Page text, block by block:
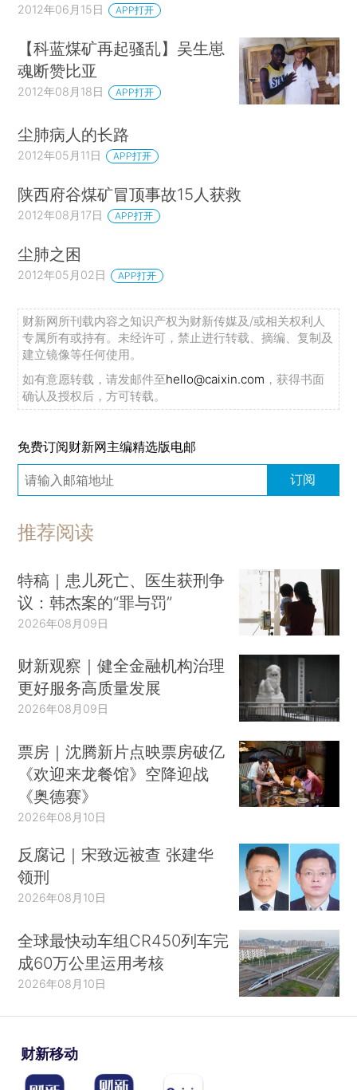
2012年06月15日 APP打开
【科蓝煤矿再起骚乱】吴生崽
魂断赞比亚
2012年08月18日 APP打开
尘肺病人的长路
2012年05月11日 APP打开
陕西府谷煤矿冒顶事故15人获救
2012年08月17日 APP打开
尘肺之困
2012年05月02日 APP打开
财新网所刊载内容之知识产权为财新传媒及/或相关权利人
专属所有或持有。未经许可，禁止进行转载、摘编、复制及
建立镜像等任何使用。
如有意愿转载，请发邮件至hello@caixin.com ，获得书面
确认及授权后，方可转载。
免费订阅财新网主编精选版电邮
订阅
推荐阅读
特稿｜患儿死亡、医生获刑争
议：韩杰案的“罪与罚”
2026年08月09日
财新观察｜健全金融机构治理
更好服务高质量发展
2026年08月09日
票房｜沈腾新片点映票房破亿
《欢迎来龙餐馆》空降迎战
《奥德赛》
2026年08月10日
反腐记｜宋致远被查 张建华
领刑
2026年08月10日
全球最快动车组CR450列车完
成60万公里运用考核
2026年08月10日
财新移动